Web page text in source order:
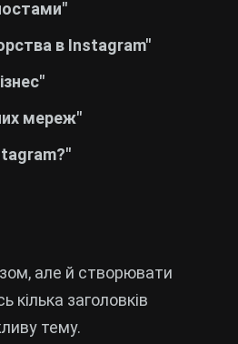
в Instagram"
мереж"
але й створювати
кілька заголовків
тему.